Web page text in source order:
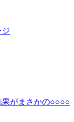
ジ
果がまさかの○○○○